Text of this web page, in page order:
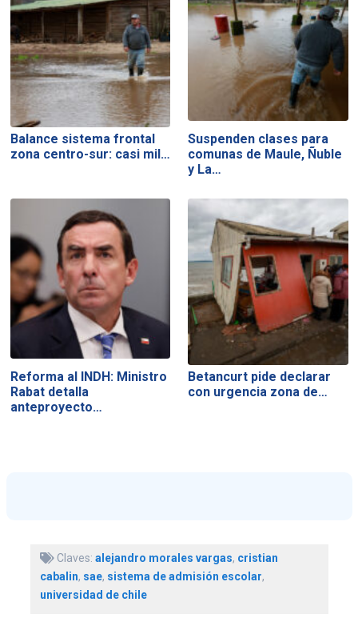
Balance sistema frontal
zona centro-sur: casi mil…
Suspenden clases para
comunas de Maule, Ñuble
y La…
Reforma al INDH: Ministro
Rabat detalla
anteproyecto…
Betancurt pide declarar
con urgencia zona de…
Claves: alejandro morales vargas, cristian
cabalin, sae, sistema de admisión escolar,
universidad de chile